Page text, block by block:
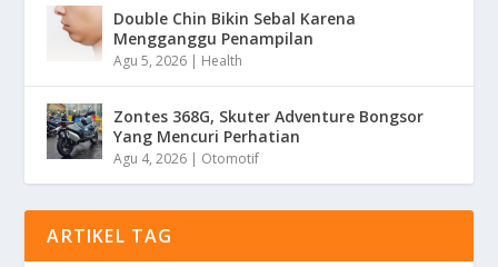
Double Chin Bikin Sebal Karena
Mengganggu Penampilan
Agu 5, 2026 | Health
Zontes 368G, Skuter Adventure Bongsor
Yang Mencuri Perhatian
Agu 4, 2026 | Otomotif
ARTIKEL TAG